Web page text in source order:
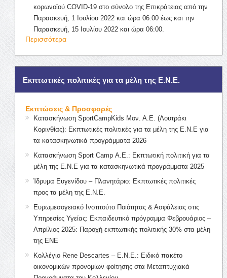
κορωνοϊού COVID-19 στο σύνολο της Επικράτειας από την
Παρασκευή, 1 Ιουλίου 2022 και ώρα 06:00 έως και την
Παρασκευή, 15 Ιουλίου 2022 και ώρα 06:00.
Περισσότερα
Εκπτωτικές πολιτικές για τα μέλη της Ε.Ν.Ε.
Εκπτώσεις & Προσφορές
Κατασκήνωση SportCampKids Μον. Α.Ε. (Λουτράκι
Κορινθίας): Εκπτωτικές πολιτικές για τα μέλη της Ε.Ν.Ε για
τα κατασκηνωτικά προγράμματα 2026
Κατασκήνωση Sport Camp Α.Ε.: Εκπτωτική πολιτική για τα
μέλη της Ε.Ν.Ε για τα κατασκηνωτικά προγράμματα 2025
Ίδρυμα Ευγενίδου – Πλανητάριο: Εκπτωτικές πολιτικές
προς τα μέλη της Ε.Ν.Ε.
Ευρωμεσογειακό Ινστιτούτο Ποιότητας & Ασφάλειας στις
Υπηρεσίες Υγείας: Εκπαιδευτικό πρόγραμμα Φεβρουάριος –
Απρίλιος 2025: Παροχή εκπτωτικής πολιτικής 30% στα μέλη
της ΕΝΕ
Κολλέγιο Rene Descartes – Ε.Ν.Ε.: Ειδικό πακέτο
οικονομικών προνομίων φοίτησης στα Μεταπτυχιακά